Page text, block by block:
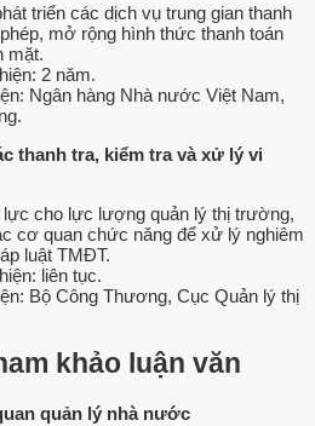
triển các dịch vụ trung gian thanh
mở rộng hình thức thanh toán
mặt.
2 năm.
Ngân hàng Nhà nước Việt Nam,
thanh tra, kiểm tra và xử lý vi
lực cho lực lượng quản lý thị trường,
cơ quan chức năng để xử lý nghiêm
luật TMĐT.
liên tục.
Bộ Công Thương, Cục Quản lý thị
khảo luận văn
quản lý nhà nước